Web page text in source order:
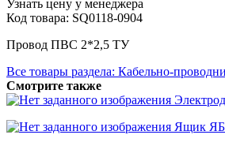
Узнать цену у менеджера
Код товара: SQ0118-0904
Провод ПВС 2*2,5 ТУ
Все товары раздела: Кабельно-
Смотрите также
Ящик